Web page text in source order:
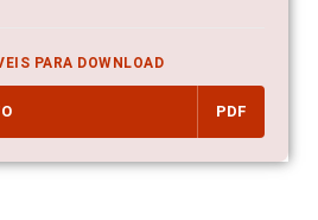
PARA DOWNLOAD
PDF